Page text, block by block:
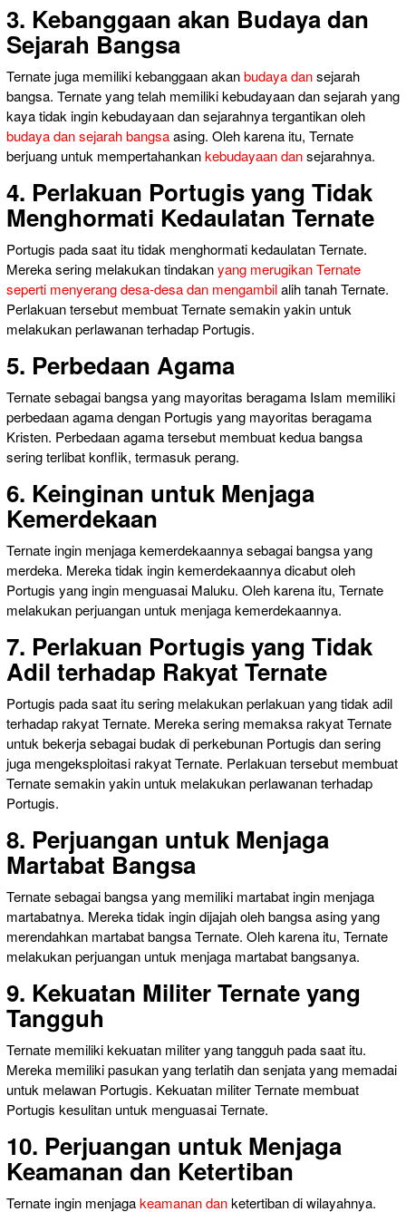
3. Kebanggaan akan Budaya dan
Sejarah Bangsa
Ternate juga memiliki kebanggaan akanbudaya dansejarah
bangsa. Ternate yang telah memiliki kebudayaan dan sejarah yang
kaya tidak ingin kebudayaan dan sejarahnya tergantikan oleh
budaya dan sejarah bangsaasing. Oleh karena itu, Ternate
berjuang untuk mempertahankankebudayaan dansejarahnya.
4. Perlakuan Portugis yang Tidak
Menghormati Kedaulatan Ternate
Portugis pada saat itu tidak menghormati kedaulatan Ternate.
Mereka sering melakukan tindakanyang merugikan Ternate
seperti menyerang desa-desa dan mengambilalih tanah Ternate.
Perlakuan tersebut membuat Ternate semakin yakin untuk
melakukan perlawanan terhadap Portugis.
5. Perbedaan Agama
Ternate sebagai bangsa yang mayoritas beragama Islam memiliki
perbedaan agama dengan Portugis yang mayoritas beragama
Kristen. Perbedaan agama tersebut membuat kedua bangsa
sering terlibat konflik, termasuk perang.
6. Keinginan untuk Menjaga
Kemerdekaan
Ternate ingin menjaga kemerdekaannya sebagai bangsa yang
merdeka. Mereka tidak ingin kemerdekaannya dicabut oleh
Portugis yang ingin menguasai Maluku. Oleh karena itu, Ternate
melakukan perjuangan untuk menjaga kemerdekaannya.
7. Perlakuan Portugis yang Tidak
Adil terhadap Rakyat Ternate
Portugis pada saat itu sering melakukan perlakuan yang tidak adil
terhadap rakyat Ternate. Mereka sering memaksa rakyat Ternate
untuk bekerja sebagai budak di perkebunan Portugis dan sering
juga mengeksploitasi rakyat Ternate. Perlakuan tersebut membuat
Ternate semakin yakin untuk melakukan perlawanan terhadap
Portugis.
8. Perjuangan untuk Menjaga
Martabat Bangsa
Ternate sebagai bangsa yang memiliki martabat ingin menjaga
martabatnya. Mereka tidak ingin dijajah oleh bangsa asing yang
merendahkan martabat bangsa Ternate. Oleh karena itu, Ternate
melakukan perjuangan untuk menjaga martabat bangsanya.
9. Kekuatan Militer Ternate yang
Tangguh
Ternate memiliki kekuatan militer yang tangguh pada saat itu.
Mereka memiliki pasukan yang terlatih dan senjata yang memadai
untuk melawan Portugis. Kekuatan militer Ternate membuat
Portugis kesulitan untuk menguasai Ternate.
10. Perjuangan untuk Menjaga
Keamanan dan Ketertiban
Ternate ingin menjagakeamanan danketertiban di wilayahnya.